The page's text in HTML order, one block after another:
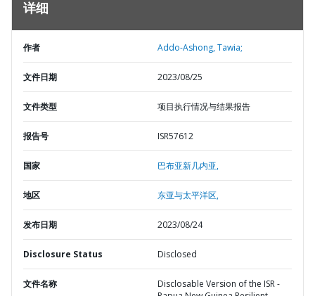
详细
作者 Addo-Ashong, Tawia;
文件日期 2023/08/25
文件类型 项目执行情况与结果报告
报告号 ISR57612
国家 巴布亚新几内亚,
地区 东亚与太平洋区,
发布日期 2023/08/24
Disclosure Status Disclosed
文件名称
Disclosable Version of the ISR -